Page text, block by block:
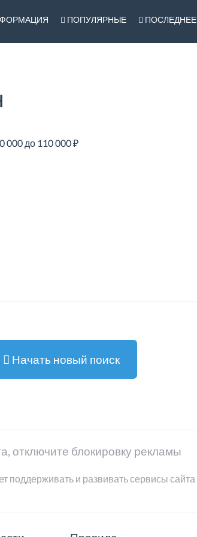
ПОПУЛЯРНЫЕ ПОСЛЕДНЕЕ
000 до 110 000 ₽
Начать новый поиск
отключите блокировку рекламы
поддерживать и развивать сервисы сайта